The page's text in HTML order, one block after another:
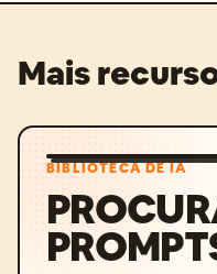
Mais
BIBLIOTECA DE IA